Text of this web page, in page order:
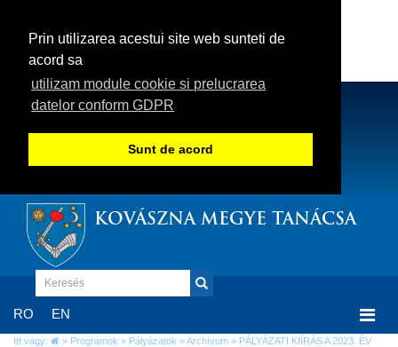
Prin utilizarea acestui site web sunteti de
acord sa
utilizam module cookie si prelucrarea
datelor conform GDPR
Sunt de acord
KOVÁSZNA MEGYE TANÁCSA
RO EN
Itt vagy: » Programok » Pályázatok »Archívum » PÁLYÁZATI KIÍRÁS A 2023. ÉV